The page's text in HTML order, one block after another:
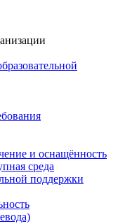
и оснащённость
среда
поддержки